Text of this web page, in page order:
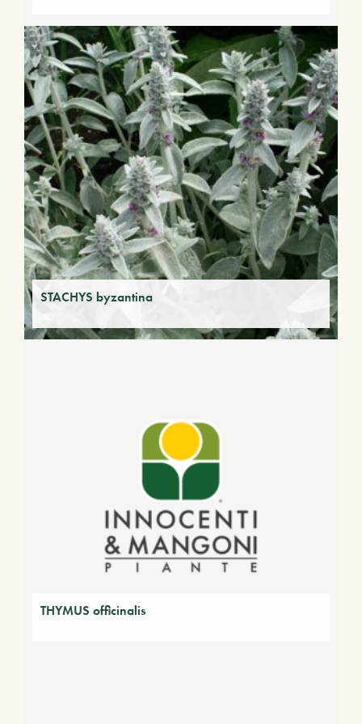
STACHYS byzantina
THYMUS officinalis